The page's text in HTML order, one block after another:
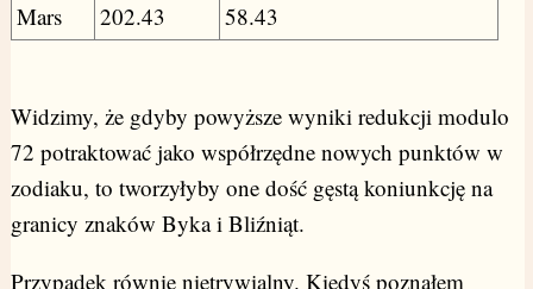
Mars
202.43 58.43
Widzimy, że gdyby powyższe wyniki redukcji modulo
72 potraktować jako współrzędne nowych punktów w
zodiaku, to tworzyłyby one dość gęstą koniunkcję na
granicy znaków Byka i Bliźniąt.
Przypadek równie nietrywialny. Kiedyś poznałem